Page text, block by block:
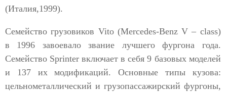
(Италия,1999).
Семейство грузовиков Vito (Mercedes-Benz V – class)
в 1996 завоевало звание лучшего фургона года.
Семейство Sprinter включает в себя 9 базовых моделей
и 137 их модификаций. Основные типы кузова:
цельнометаллический и грузопассажирский фургоны,